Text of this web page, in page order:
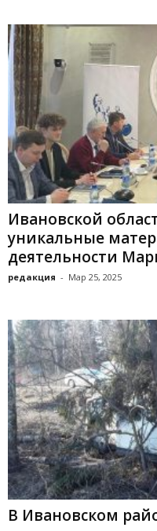
Ивановской
уникальные
деятельности
редакция - Мар 25, 2025
В Ивановском